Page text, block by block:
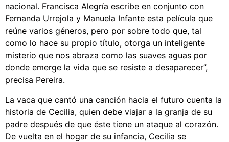
nacional. Francisca Alegría escribe en conjunto con
Fernanda Urrejola y Manuela Infante esta película que
reúne varios géneros, pero por sobre todo que, tal
como lo hace su propio título, otorga un inteligente
misterio que nos abraza como las suaves aguas por
donde emerge la vida que se resiste a desaparecer”,
precisa Pereira.
La vaca que cantó una canción hacia el futuro cuenta la
historia de Cecilia, quien debe viajar a la granja de su
padre después de que éste tiene un ataque al corazón.
De vuelta en el hogar de su infancia, Cecilia se